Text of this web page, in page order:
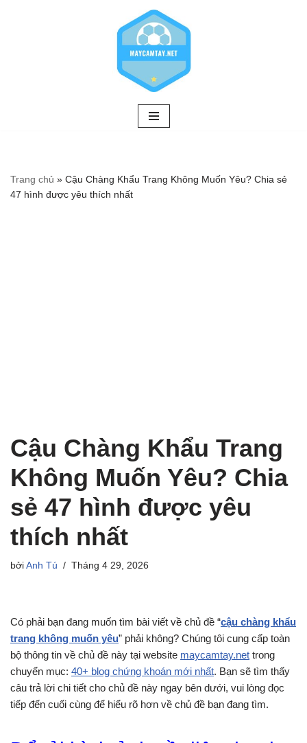
Trang chủ » Cậu Chàng Khẩu Trang Không Muốn Yêu? Chia sẻ
47 hình được yêu thích nhất
Cậu Chàng Khẩu Trang
Không Muốn Yêu? Chia
sẻ 47 hình được yêu
thích nhất
bởi Anh Tú Tháng 4 29, 2026
Có phải bạn đang muốn tìm bài viết về chủ đề “cậu chàng khẩu
trang không muốn yêu” phải không? Chúng tôi cung cấp toàn
bộ thông tin về chủ đề này tại website maycamtay.net trong
chuyển mục: 40+ blog chứng khoán mới nhất. Bạn sẽ tìm thấy
câu trả lời chi tiết cho chủ đề này ngay bên dưới, vui lòng đọc
tiếp đến cuối cùng để hiểu rõ hơn về chủ đề bạn đang tìm.